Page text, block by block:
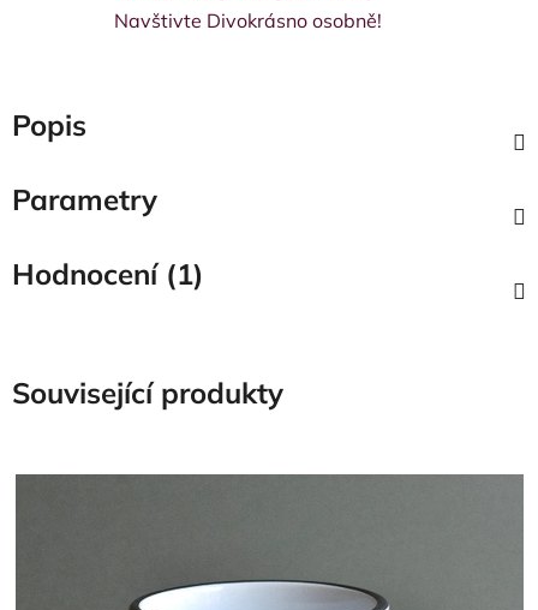
Navštivte Divokrásno osobně!
Popis
Parametry
Hodnocení (1)
Související produkty